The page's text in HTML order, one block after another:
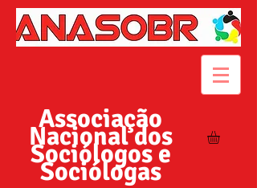
Associação
Nacional dos
Sociólogos e
Sociólogas